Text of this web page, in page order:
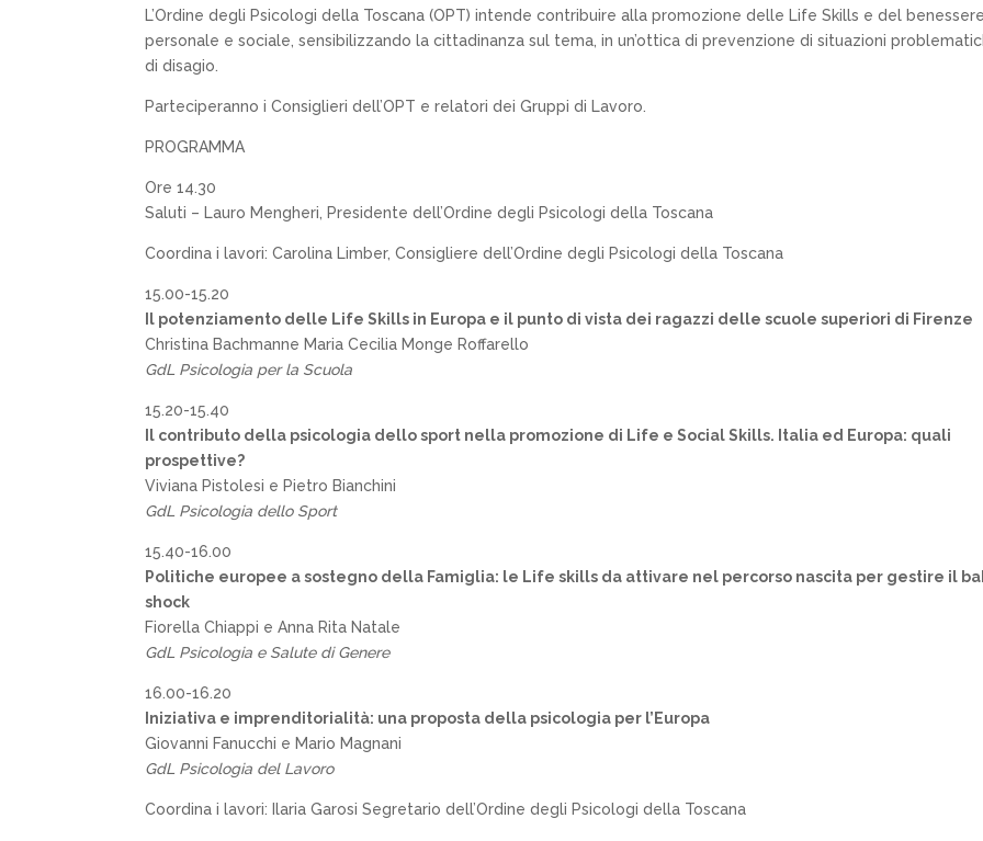
L’Ordine degli Psicologi della Toscana (OPT) intende contribuire alla promozione delle Life Skills e del
personale e sociale, sensibilizzando la cittadinanza sul tema, in un’ottica di prevenzione di situazioni
di disagio.
Parteciperanno i Consiglieri dell’OPT e relatori dei Gruppi di Lavoro.
PROGRAMMA
Ore 14.30
Saluti – Lauro Mengheri, Presidente dell’Ordine degli Psicologi della Toscana
Coordina i lavori: Carolina Limber, Consigliere dell’Ordine degli Psicologi della Toscana
15.00-15.20
Il potenziamento delle Life Skills in Europa e il punto di vista dei ragazzi delle scuole superiori di Firenze
Christina Bachmanne Maria Cecilia Monge Roffarello
GdL Psicologia per la Scuola
15.20-15.40
Il contributo della psicologia dello sport nella promozione di Life e Social Skills. Italia ed Europa: quali
prospettive?
Viviana Pistolesi e Pietro Bianchini
GdL Psicologia dello Sport
15.40-16.00
Politiche europee a sostegno della Famiglia: le Life skills da attivare nel percorso nascita per gestire il
shock
Fiorella Chiappi e Anna Rita Natale
GdL Psicologia e Salute di Genere
16.00-16.20
Iniziativa e imprenditorialità: una proposta della psicologia per l’Europa
Giovanni Fanucchi e Mario Magnani
GdL Psicologia del Lavoro
Coordina i lavori: Ilaria Garosi Segretario dell’Ordine degli Psicologi della Toscana